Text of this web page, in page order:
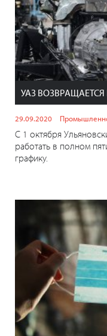
УАЗ ВОЗВРАЩАЕТСЯ
29.09.2020
С 1 октября
работать в полном
графику.